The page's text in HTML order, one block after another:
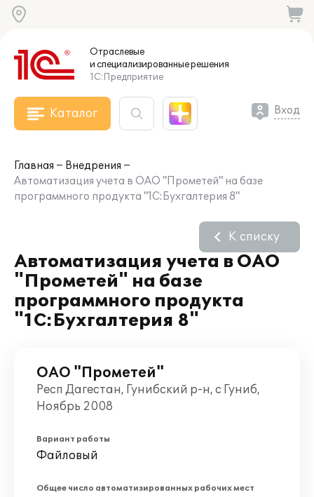
Отраслевые
и специализированныерешения
1С:Предприятие
Каталог Вход
Главная
Внедрения
Автоматизация учета в ОАО "Прометей" на базе
программного продукта "1С:Бухгалтерия 8"
Автоматизация учета в ОАО
"Прометей" на базе
программного продукта
"1С:Бухгалтерия 8"
К списку
ОАО "Прометей"
Респ Дагестан, Гунибский р-н, с Гуниб,
Ноябрь 2008
Вариант работы
Файловый
Общее число автоматизированных рабочих мест